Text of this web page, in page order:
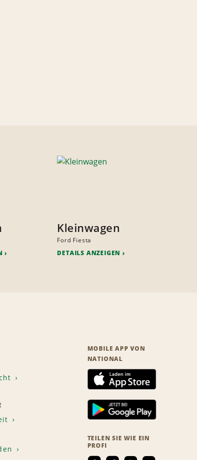
Kleinwagen
Ford Fiesta
DETAILS ANZEIGEN
MOBILE APP VON
NATIONAL
TEILEN SIE WIE EIN
PROFI